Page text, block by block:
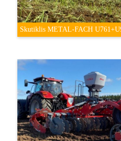
Skutiklis METAL-FACH